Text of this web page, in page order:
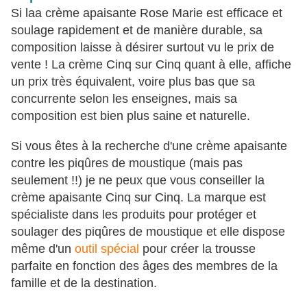
Si laa crème apaisante Rose Marie est efficace et
soulage rapidement et de manière durable, sa
composition laisse à désirer surtout vu le prix de
vente ! La crème Cinq sur Cinq quant à elle, affiche
un prix très équivalent, voire plus bas que sa
concurrente selon les enseignes, mais sa
composition est bien plus saine et naturelle.
Si vous êtes à la recherche d'une crème apaisante
contre les piqûres de moustique (mais pas
seulement !!) je ne peux que vous conseiller la
crème apaisante Cinq sur Cinq. La marque est
spécialiste dans les produits pour protéger et
soulager des piqûres de moustique et elle dispose
même d'un outil spécial pour créer la trousse
parfaite en fonction des âges des membres de la
famille et de la destination.